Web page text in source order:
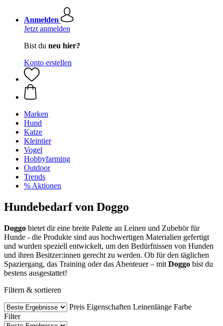
Anmelden
Jetzt anmelden
Bist du neu hier?
Konto erstellen
Marken
Hund
Katze
Kleintier
Vogel
Hobbyfarming
Outdoor
Trends
% Aktionen
Hundebedarf von Doggo
Doggo bietet dir eine breite Palette an Leinen und Zubehör für
Hunde - die Produkte sind aus hochwertigen Materialien gefertigt
und wurden speziell entwickelt, um den Bedürfnissen von Hunden
und ihren Besitzer:innen gerecht zu werden. Ob für den täglichen
Spaziergang, das Training oder das Abenteuer – mit Doggo bist du
bestens ausgestattet!
Filtern & sortieren
Preis Eigenschaften Leinenlänge Farbe
Filter